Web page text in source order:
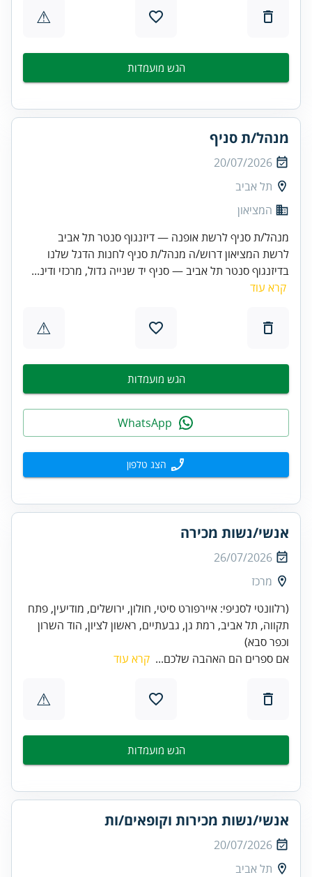
⚠
הגש מועמדות
מנהל/ת סניף
20/07/2026
תל אביב
המציאון
מנהל/ת סניף לרשת אופנה — דיזנגוף סנטר תל אביב
לרשת המציאון דרוש/ה מנהל/ת סניף לחנות הדגל שלנו
בדיזנגוף סנטר תל אביב — סניף יד שנייה גדול, מרכזי ודינ...
קרא עוד
⚠
הגש מועמדות
הצג טלפון
אנשי/נשות מכירה
26/07/2026
מרכז
(רלוונטי לסניפי: איירפורט סיטי, חולון, ירושלים, מודיעין, פתח
תקווה, תל אביב, רמת גן, גבעתיים, ראשון לציון, הוד השרון
וכפר סבא)
אם ספרים הם האהבה שלכם... קרא עוד
⚠
הגש מועמדות
אנשי/נשות מכירות וקופאים/ות
20/07/2026
תל אביב